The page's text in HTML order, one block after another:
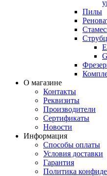
Пилы
О магазине
Контакты
Реквизиты
Производители
Сертификаты
Новости
Информация
Способы оплаты
Условия доставки
Гарантия
Политика